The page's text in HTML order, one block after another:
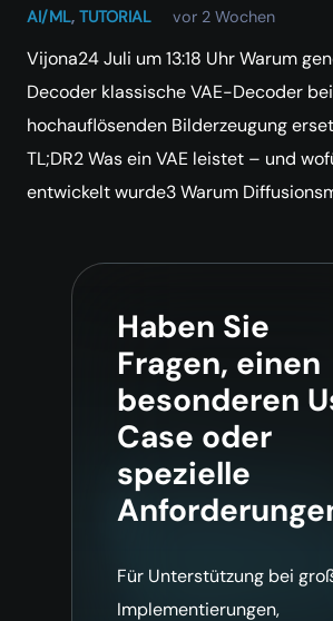
AI/ML, TUTORIAL vor 2 Wochen
Vijona24 Juli um 13:18 Uhr Warum
Decoder klassische VAE-Decoder
hochauflösenden Bilderzeugung
TL;DR2 Was ein VAE leistet – und
entwickelt wurde3 Warum
Haben Sie
Fragen, einen
besonderen
Case oder
spezielle
Für Unterstützung bei
Implementierungen,